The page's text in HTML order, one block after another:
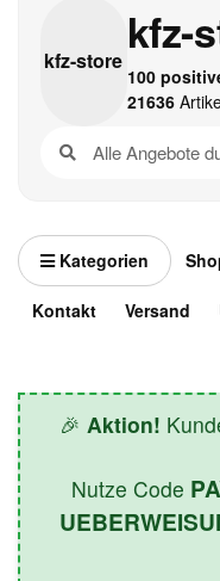
kfz-store
kfz-
100
21636
Kategorien
Kontakt Versand
🎉 Aktion!
Nutze Code